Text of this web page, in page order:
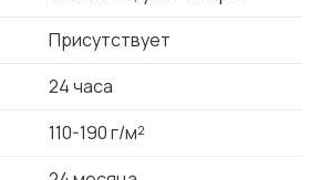
Присутствует
24 часа
110-190 г/м²